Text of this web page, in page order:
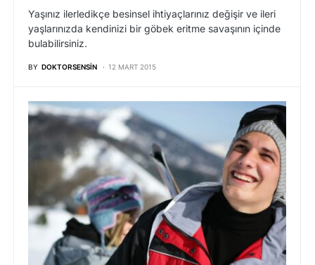
Yaşınız ilerledikçe besinsel ihtiyaçlarınız değişir ve ileri
yaşlarınızda kendinizi bir göbek eritme savaşının içinde
bulabilirsiniz.
BY DOKTORSENSIN 12 MART 2015